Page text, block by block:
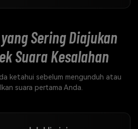
Sering Diajukan
Suara Kesalahan
ketahui sebelum mengunduh atau
suara pertama Anda.